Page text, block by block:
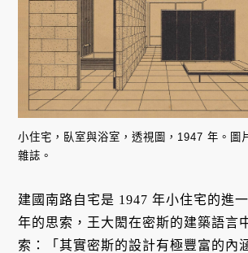
小住宅，臥室與浴室，透視圖，1947 年。圖
雜誌。
建國南路自宅是 1947 年小住宅的進
年的思索，王大閎在密斯的建築語言
索：「其實密斯的設計有極豐富的內